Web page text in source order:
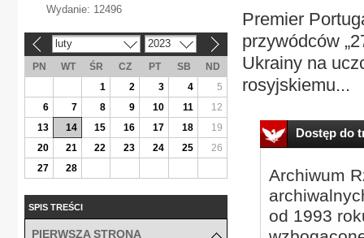
Premier
przywódców
Ukrainy na
rosyjskiemu...
Dostęp do
Archiwum
od 1993
Wydanie: 12496
luty 2023
PN WT ŚR CZ PT SB
ND
1
2 3 4
5
6
7 8 9 10 11
12
13
14 15 16 17 18
19
20
21 22 23 24 25
26
27
28
SPIS TREŚCI
PIERWSZA STRONA